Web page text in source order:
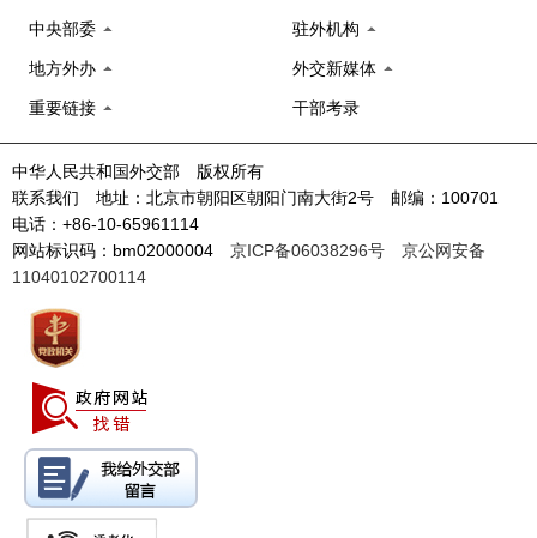
中央部委 驻外机构
地方外办 外交新媒体
重要链接 干部考录
中华人民共和国外交部 版权所有
联系我们 地址：北京市朝阳区朝阳门南大街2号 邮编：100701
电话：+86-10-65961114
网站标识码：bm02000004 京ICP备06038296号
京公网安备
11040102700114